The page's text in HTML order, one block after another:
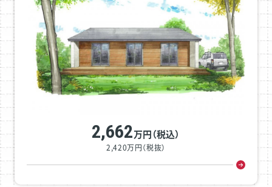
2,662万円（税込）
2,420万円（税抜）